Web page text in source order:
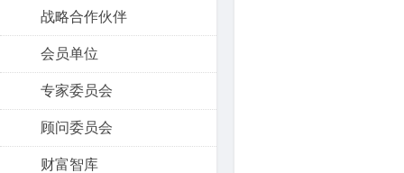
战略合作伙伴
会员单位
专家委员会
顾问委员会
财富智库